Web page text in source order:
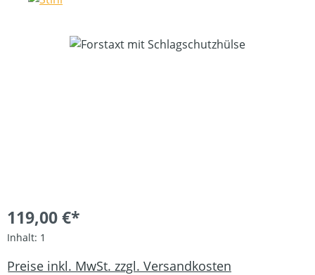
Bildergalerie überspringen
119,00 €*
Inhalt: 1
Preise inkl. MwSt. zzgl. Versandkosten